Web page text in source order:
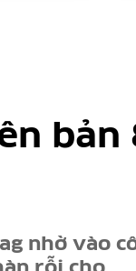
bản
nhờ vào